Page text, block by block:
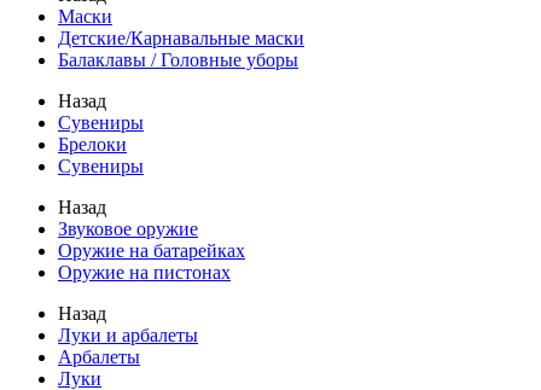
Маски
Детские/Карнавальные маски
Балаклавы / Головные уборы
Назад
Сувениры
Брелоки
Сувениры
Назад
Звуковое оружие
Оружие на батарейках
Оружие на пистонах
Назад
Луки и арбалеты
Арбалеты
Луки